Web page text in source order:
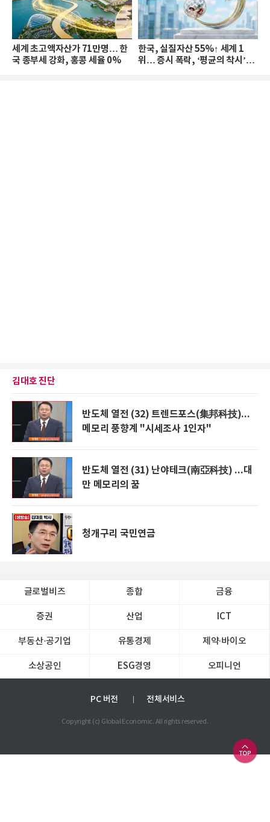
세계 초고액자산가 71만명… 한
국 종부세 강화, 홍콩 세율 0%
한국, 실질자산 55%↑ 세계 1
위… 증시 폭락, ‘평균의 착시’와
김대호 진단
반도체 열전 (32) 트렌드포스(集邦科技)...
메모리 풍향계 "시세조사 1인자"
반도체 열전 (31) 난야테크(南亞科技) ...대
만 메모리의 꿈
청개구리 국민연금
글로벌비즈 종합 금융
증권 산업 ICT
부동산·공기업 유통경제 제약∙바이오
소상공인 ESG경영 오피니언
PC 버전 전체서비스
Copyright (c) Global Economic. All rights reserved.